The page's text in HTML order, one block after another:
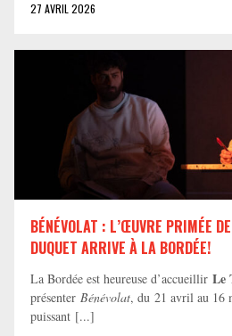
27 AVRIL 2026
BÉNÉVOLAT : L’ŒUVRE PRIMÉE
DUQUET ARRIVE À LA BORDÉE!
La Bordée est heureuse d’accueillir Le
présenter Bénévolat, du 21 avril au 16
puissant [...]